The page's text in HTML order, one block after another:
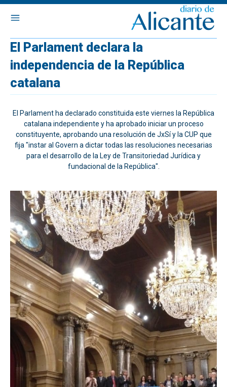
El Parlament declara la
independencia de la República
catalana
El Parlament ha declarado constituida este viernes la República
catalana independiente y ha aprobado iniciar un proceso
constituyente, aprobando una resolución de JxSí y la CUP que
fija "instar al Govern a dictar todas las resoluciones necesarias
para el desarrollo de la Ley de Transitoriedad Jurídica y
fundacional de la República".